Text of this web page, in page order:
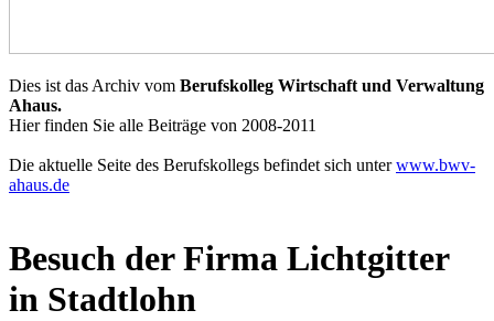
Dies ist das Archiv vom Berufskolleg Wirtschaft und Verwaltung
Ahaus.
Hier finden Sie alle Beiträge von 2008-2011
Die aktuelle Seite des Berufskollegs befindet sich unterwww.bwv-
ahaus.de
Besuch der Firma Lichtgitter
in Stadtlohn